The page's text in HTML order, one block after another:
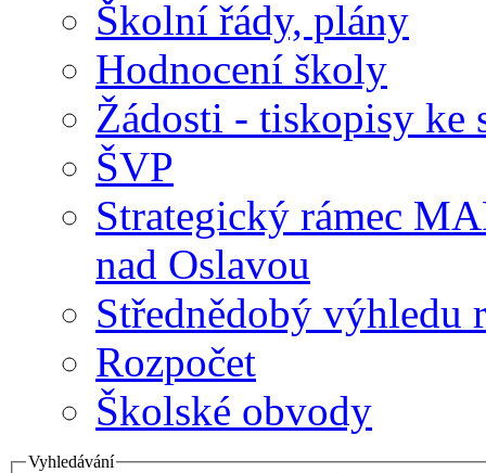
Školní řády, plány
Hodnocení školy
Žádosti - tiskopisy ke
ŠVP
Strategický rámec
nad Oslavou
Střednědobý výhledu
Rozpočet
Školské obvody
Vyhledávání